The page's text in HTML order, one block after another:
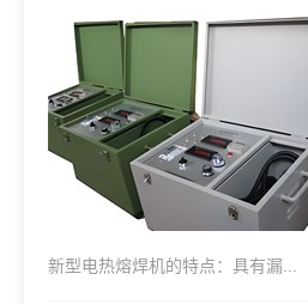
新型电热熔焊机的特点：具有漏...